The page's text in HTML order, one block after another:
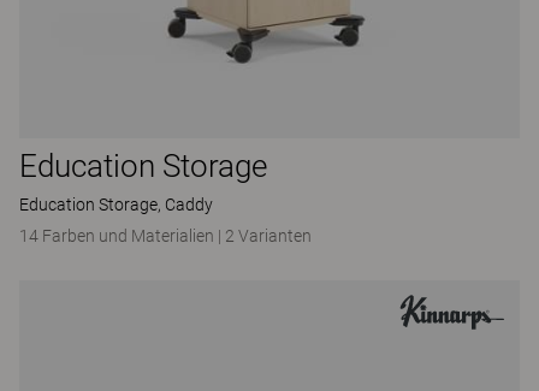
Education Storage
Education Storage, Caddy
14 Farben und Materialien | 2 Varianten